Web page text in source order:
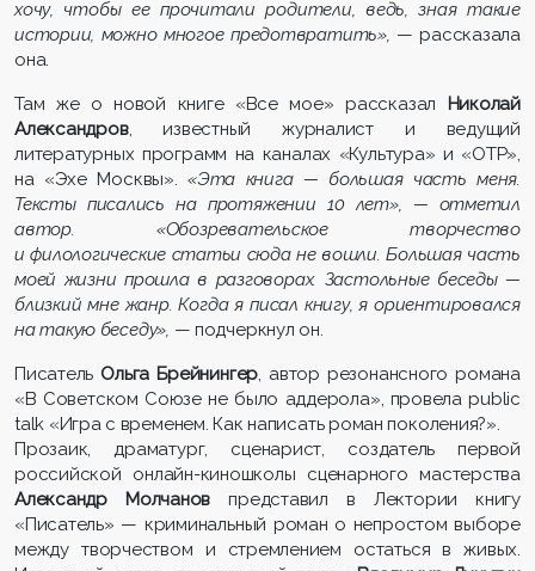
хочу, чтобы ее прочитали родители, ведь, зная такие
истории, можно многое предотвратить», — рассказала
она.
Там же о новой книге «Все мое» рассказал
Николай
Александров, известный журналист и ведущий
литературных программ на каналах «Культура» и «ОТР»,
на «Эхе Москвы».«Эта книга — большая часть меня.
Тексты писались на протяжении 10 лет», — отметил
автор. «Обозревательское творчество
и филологические статьи сюда не вошли. Большая часть
моей жизни прошла в разговорах. Застольные беседы—
близкий мне жанр. Когда я писал книгу, я ориентировался
на такую беседу», — подчеркнул он.
Писатель Ольга Брейнингер, автор резонансного романа
«В Советском Союзе не было аддерола», провела public
talk «Игра с временем. Как написать роман поколения?».
Прозаик, драматург, сценарист, создатель первой
российской онлайн-киношколы сценарного мастерства
Александр Молчанов представил в Лектории книгу
«Писатель» — криминальный роман о непростом выборе
между творчеством и стремлением остаться в живых.